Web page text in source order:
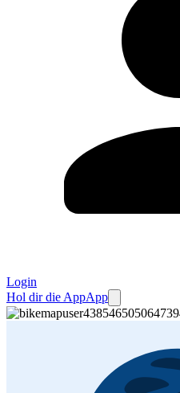
Login
Hol dir die AppApp